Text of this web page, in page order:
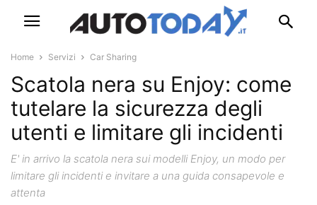
Home Servizi Car Sharing
Scatola nera su Enjoy: come
tutelare la sicurezza degli
utenti e limitare gli incidenti
E' in arrivo la scatola nera sui modelli Enjoy, un modo per
limitare gli incidenti e invitare a una guida consapevole e
attenta